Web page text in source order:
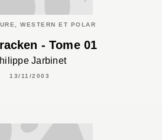
WESTERN ET POLAR
- Tome 01
Jarbinet
13/11/2003